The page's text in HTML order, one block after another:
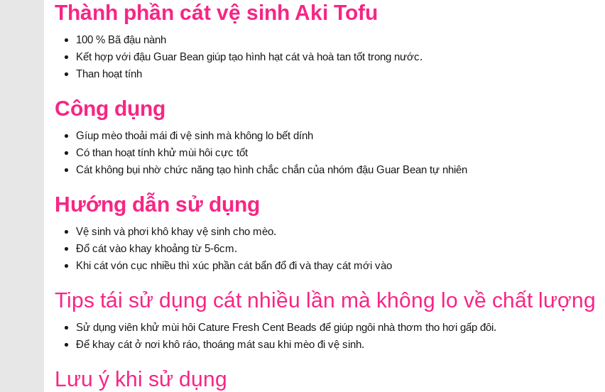
Thành phần cát vệ sinh Aki Tofu
100 % Bã đậu nành
Kết hợp với đậu Guar Bean giúp tạo hình hạt cát và hoà tan tốt trong nước.
Than hoạt tính
Công dụng
Gíup mèo thoải mái đi vệ sinh mà không lo bết dính
Có than hoạt tính khử mùi hôi cực tốt
Cát không bụi nhờ chức năng tạo hình chắc chắn của nhóm đậu Guar Bean tự nhiên
Hướng dẫn sử dụng
Vệ sinh và phơi khô khay vệ sinh cho mèo.
Đổ cát vào khay khoảng từ 5-6cm.
Khi cát vón cục nhiều thì xúc phần cát bẩn đổ đi và thay cát mới vào
Tips tái sử dụng cát nhiều lần mà không lo về chất lượng
Sử dụng viên khử mùi hôi Cature Fresh Cent Beads để giúp ngôi nhà thơm tho hơi gấp đôi.
Để khay cát ở nơi khô ráo, thoáng mát sau khi mèo đi vệ sinh.
Lưu ý khi sử dụng